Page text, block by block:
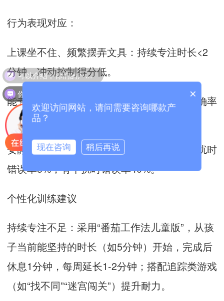
行为表现对应：
上课坐不住、频繁摆弄文具：持续专注时长<2
分钟，冲动控制得分低。
能专注玩游戏但写作业分心：兴趣性任务准确率
90%，非兴趣任务准确率40%。
安静环境下表现好，稍有声音就走神：无干扰时
错误率5%，有干扰时错误率40%。
个性化训练建议
持续专注不足：采用“番茄工作法儿童版”，从孩
子当前能坚持的时长（如5分钟）开始，完成后
休息1分钟，每周延长1-2分钟；搭配追踪类游戏
（如“找不同”“迷宫闯关”）提升耐力。
可以介绍下你们的产品么？
你们是怎么收费的呢？ ×
欢迎访问网站，请问需要咨询哪款产
品？
现在咨询 稍后再说